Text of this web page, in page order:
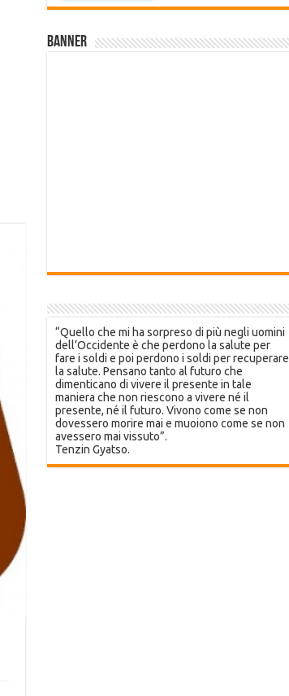
Banner
“Quello che mi ha sorpreso di più negli uomini
dell’Occidente è che perdono la salute per
fare i soldi e poi perdono i soldi per recuperare
la salute. Pensano tanto al futuro che
dimenticano di vivere il presente in tale
maniera che non riescono a vivere né il
presente, né il futuro. Vivono come se non
dovessero morire mai e muoiono come se non
avessero mai vissuto”.
Tenzin Gyatso.